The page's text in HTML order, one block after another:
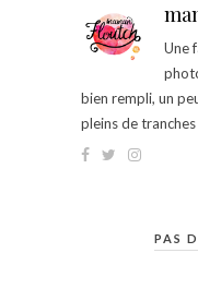
Une
bien rempli, un
pleins de
PAS